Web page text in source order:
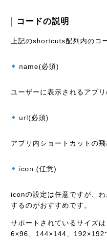
コードの説明
上記のshortcuts配列内のコ
name(必須)
ユーザーに表示されるアプ
url(必須)
アプリ内ショートカットの
icon (任意)
iconの設定は任意ですが、
するのがおすすめです。
サポートされているサイズ
6×96、144×144、192×192